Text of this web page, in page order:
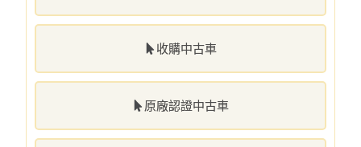
收購中古車
原廠認證中古車